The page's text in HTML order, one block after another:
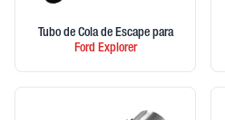
Tubo de Cola de Escape para
Ford Explorer